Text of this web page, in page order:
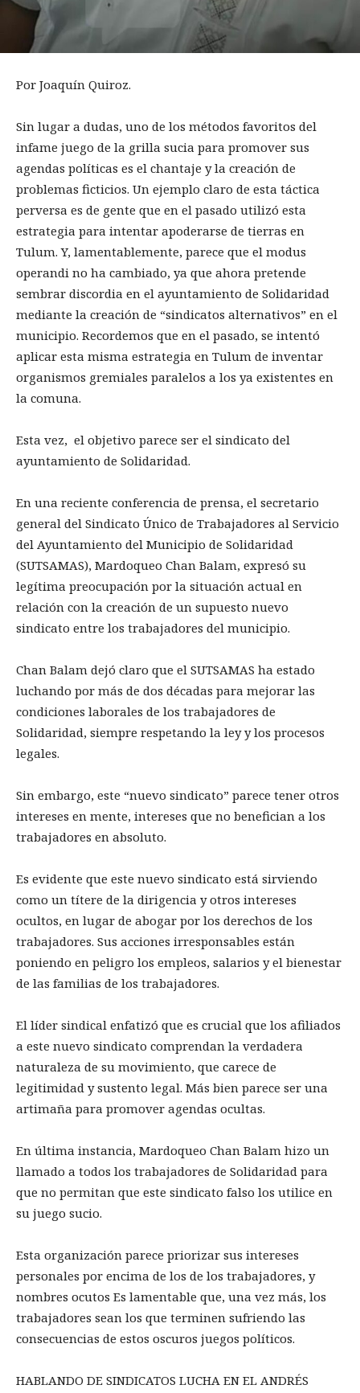
Por Joaquín Quiroz.
Sin lugar a dudas, uno de los métodos favoritos del
infame juego de la grilla sucia para promover sus
agendas políticas es el chantaje y la creación de
problemas ficticios. Un ejemplo claro de esta táctica
perversa es de gente que en el pasado utilizó esta
estrategia para intentar apoderarse de tierras en
Tulum. Y, lamentablemente, parece que el modus
operandi no ha cambiado, ya que ahora pretende
sembrar discordia en el ayuntamiento de Solidaridad
mediante la creación de “sindicatos alternativos” en el
municipio. Recordemos que en el pasado, se intentó
aplicar esta misma estrategia en Tulum de inventar
organismos gremiales paralelos a los ya existentes en
la comuna.
Esta vez, el objetivo parece ser el sindicato del
ayuntamiento de Solidaridad.
En una reciente conferencia de prensa, el secretario
general del Sindicato Único de Trabajadores al Servicio
del Ayuntamiento del Municipio de Solidaridad
(SUTSAMAS), Mardoqueo Chan Balam, expresó su
legítima preocupación por la situación actual en
relación con la creación de un supuesto nuevo
sindicato entre los trabajadores del municipio.
Chan Balam dejó claro que el SUTSAMAS ha estado
luchando por más de dos décadas para mejorar las
condiciones laborales de los trabajadores de
Solidaridad, siempre respetando la ley y los procesos
legales.
Sin embargo, este “nuevo sindicato” parece tener otros
intereses en mente, intereses que no benefician a los
trabajadores en absoluto.
Es evidente que este nuevo sindicato está sirviendo
como un títere de la dirigencia y otros intereses
ocultos, en lugar de abogar por los derechos de los
trabajadores. Sus acciones irresponsables están
poniendo en peligro los empleos, salarios y el bienestar
de las familias de los trabajadores.
El líder sindical enfatizó que es crucial que los afiliados
a este nuevo sindicato comprendan la verdadera
naturaleza de su movimiento, que carece de
legitimidad y sustento legal. Más bien parece ser una
artimaña para promover agendas ocultas.
En última instancia, Mardoqueo Chan Balam hizo un
llamado a todos los trabajadores de Solidaridad para
que no permitan que este sindicato falso los utilice en
su juego sucio.
Esta organización parece priorizar sus intereses
personales por encima de los de los trabajadores, y
nombres ocutos Es lamentable que, una vez más, los
trabajadores sean los que terminen sufriendo las
consecuencias de estos oscuros juegos políticos.
HABLANDO DE SINDICATOS LUCHA EN EL ANDRÉS